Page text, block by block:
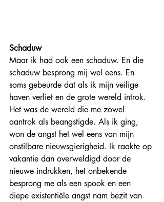
Schaduw
Maar ik had ook een schaduw. En die
schaduw besprong mij wel eens. En
soms gebeurde dat als ik mijn veilige
haven verliet en de grote wereld introk.
Het was de wereld die me zowel
aantrok als beangstigde. Als ik ging,
won de angst het wel eens van mijn
onstilbare nieuwsgierigheid. Ik raakte op
vakantie dan overweldigd door de
nieuwe indrukken, het onbekende
besprong me als een spook en een
diepe existentiële angst nam bezit van